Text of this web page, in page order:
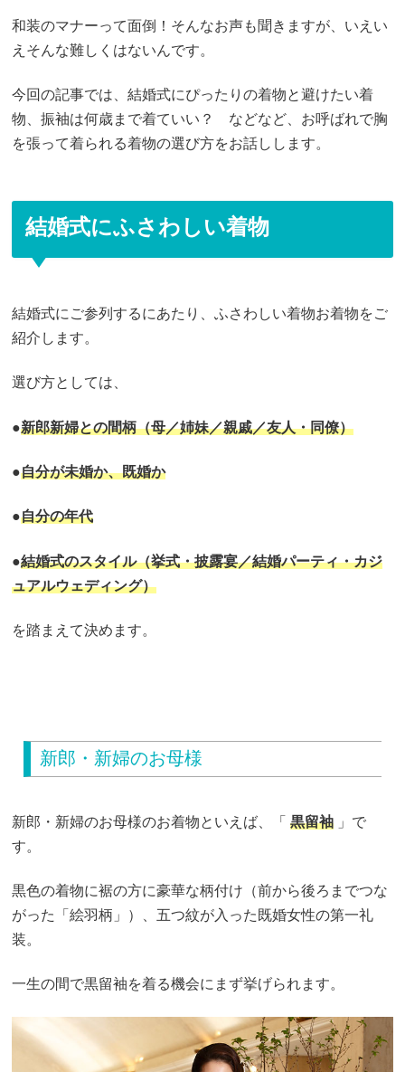
和装のマナーって面倒！そんなお声も聞きますが、いえい
えそんな難しくはないんです。
今回の記事では、結婚式にぴったりの着物と避けたい着
物、振袖は何歳まで着ていい？ などなど、お呼ばれで胸
を張って着られる着物の選び方をお話しします。
結婚式にふさわしい着物
結婚式にご参列するにあたり、ふさわしい着物お着物をご
紹介します。
選び方としては、
●新郎新婦との間柄（母／姉妹／親戚／友人・同僚）
●自分が未婚か、既婚か
●自分の年代
●結婚式のスタイル（挙式・披露宴／結婚パーティ・カジ
ュアルウェディング）
を踏まえて決めます。
新郎・新婦のお母様
新郎・新婦のお母様のお着物といえば、「黒留袖 」で
す。
黒色の着物に裾の方に豪華な柄付け（前から後ろまでつな
がった「絵羽柄」）、五つ紋が入った既婚女性の第一礼
装。
一生の間で黒留袖を着る機会にまず挙げられます。